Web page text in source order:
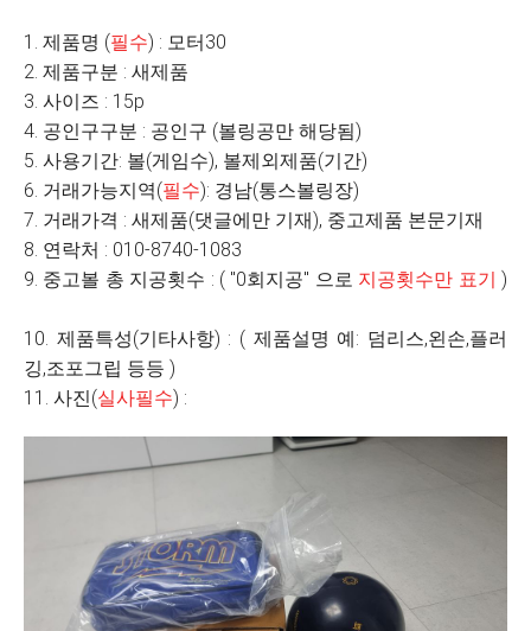
1. 제품명 (필수) : 모터30
2. 제품구분 : 새제품
3. 사이즈 : 15p
4. 공인구구분 : 공인구 (볼링공만 해당됨)
5. 사용기간: 볼(게임수), 볼제외제품(기간)
6. 거래가능지역(필수): 경남(통스볼링장)
7. 거래가격 : 새제품(댓글에만 기재), 중고제품 본문기재
8. 연락처 : 010-8740-1083
9. 중고볼 총 지공횟수 : ( "0회지공" 으로 지공횟수만 표기 )
10. 제품특성(기타사항) : ( 제품설명 예: 덤리스,왼손,플러
깅,조포그립 등등 )
11. 사진(실사필수) :